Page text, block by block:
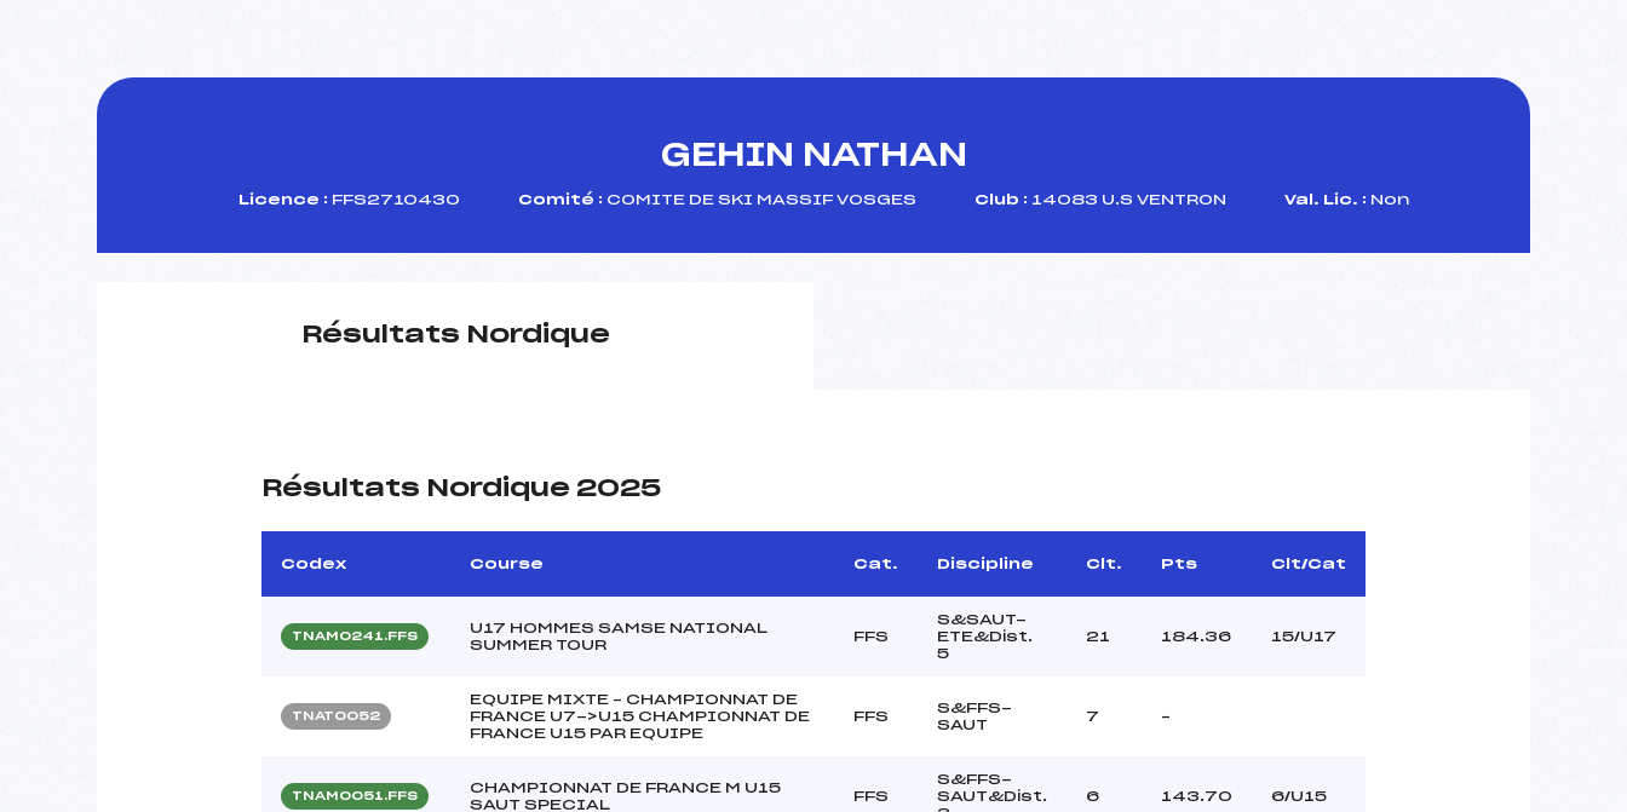
GEHIN NATHAN
Licence : FFS2710430 Comité : COMITE DE SKI MASSIF VOSGES Club : 14083 U.S VENTRON Val. Lic. : Non
Résultats Nordique
Résultats Nordique 2025
Codex Course Cat. Discipline Clt. Pts Clt/Cat
TNAM0241.FFS
U17 HOMMES SAMSE NATIONAL
SUMMER TOUR
FFS
S&SAUT-
ETE&Dist.
5
21 184.36 15/U17
TNAT0052
EQUIPE MIXTE – CHAMPIONNAT DE
FRANCE U7->U15 CHAMPIONNAT DE
FRANCE U15 PAR EQUIPE
FFS
S&FFS-
SAUT
7 –
TNAM0051.FFS
CHAMPIONNAT DE FRANCE M U15
SAUT SPECIAL
FFS
S&FFS-
SAUT&Dist.
6 143.70 6/U15